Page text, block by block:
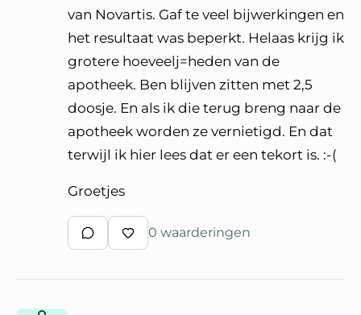
van Novartis. Gaf te veel bijwerkingen en
het resultaat was beperkt. Helaas krijg ik
grotere hoeveelj=heden van de
apotheek. Ben blijven zitten met 2,5
doosje. En als ik die terug breng naar de
apotheek worden ze vernietigd. En dat
terwijl ik hier lees dat er een tekort is. :-(
Groetjes
Schrijf een reactie
Waardeer reactie
0 waarderingen